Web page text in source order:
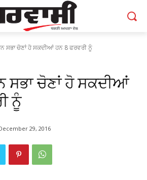
ਸਭਾ ਚੋਣਾਂ ਹੋ ਸਕਦੀਆਂ ਹਨ 8 ਫਰਵਰੀ ਨੂੰ
ਸਭਾ ਚੋਣਾਂ ਹੋ ਸਕਦੀਆਂ
ਨੂੰ
29, 2016